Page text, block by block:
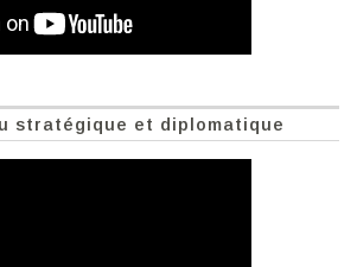
stratégique et diplomatique